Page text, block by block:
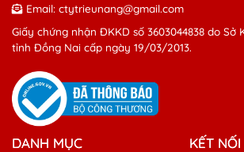
Email: ctytrieunang@gmail.com
Giấy chứng nhận ĐKKD số 3603044838 do
tỉnh Đồng Nai cấp ngày 19/03/2013.
DANH MỤC KẾT NỐI